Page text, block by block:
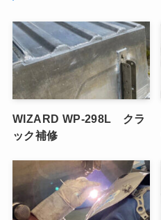
WIZARD WP-298L クラ
ック補修